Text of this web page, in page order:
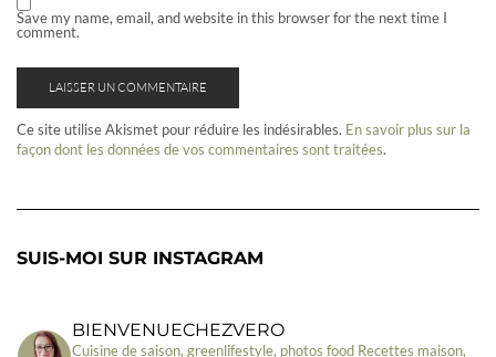
Save my name, email, and website in this browser for the next time I
comment.
Ce site utilise Akismet pour réduire les indésirables. En savoir plus sur la
façon dont les données de vos commentaires sont traitées.
SUIS-MOI SUR INSTAGRAM
BIENVENUECHEZVERO
Cuisine de saison, greenlifestyle, photos food Recettes maison,